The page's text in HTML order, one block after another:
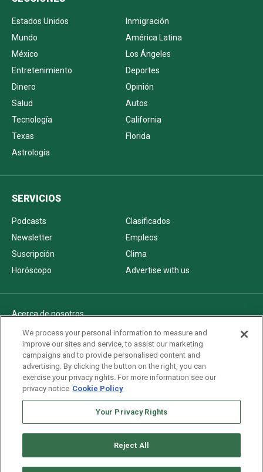
Estados Unidos
Inmigración
Mundo
América Latina
México
Los Ángeles
Entretenimiento
Deportes
Dinero
Opinión
Salud
Autos
Tecnología
California
Texas
Florida
Astrología
SERVICIOS
Podcasts
Clasificados
Newsletter
Empleos
Suscripción
Clima
Horóscopo
Advertise with us
Acerca de nosotros
Politica de privacidad
Pautas Editoriales
AdChoices
Advertise with us
Newsletters
We process your personal information to measure and
improve our sites and service, to assist our marketing
campaigns and to provide personalised content and
advertising. By clicking the button on the right, you can
exercise your privacy rights. For more information see our
privacy notice Cookie Policy
Your Privacy Rights
Reject All